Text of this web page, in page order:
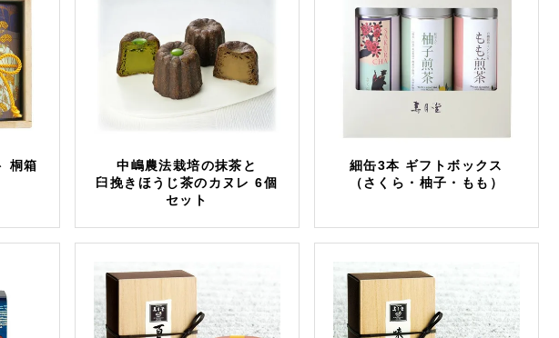
桐箱
中嶋農法栽培の抹茶と
臼挽きほうじ茶のカヌレ 6個
セット
細缶3本 ギフトボックス
（さくら・柚子・もも）